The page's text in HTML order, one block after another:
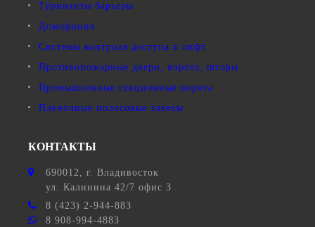
Турникеты барьеры
Домофония
Системы контроля доступа в лифт
Противопожарные двери, ворота, шторы
Промышленные секционные ворота
Пленочные полосовые завесы
КОНТАКТЫ
690012, г. Владивосток
ул. Калинина 42/7 офис 3
8 (423) 2-944-883
8 908-994-4883